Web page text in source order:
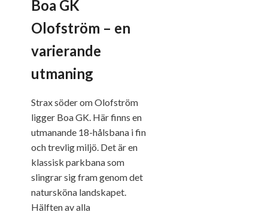
Boa GK
Olofström – en
varierande
utmaning
Strax söder om Olofström
ligger Boa GK. Här finns en
utmanande 18-hålsbana i fin
och trevlig miljö. Det är en
klassisk parkbana som
slingrar sig fram genom det
natursköna landskapet.
Hälften av alla